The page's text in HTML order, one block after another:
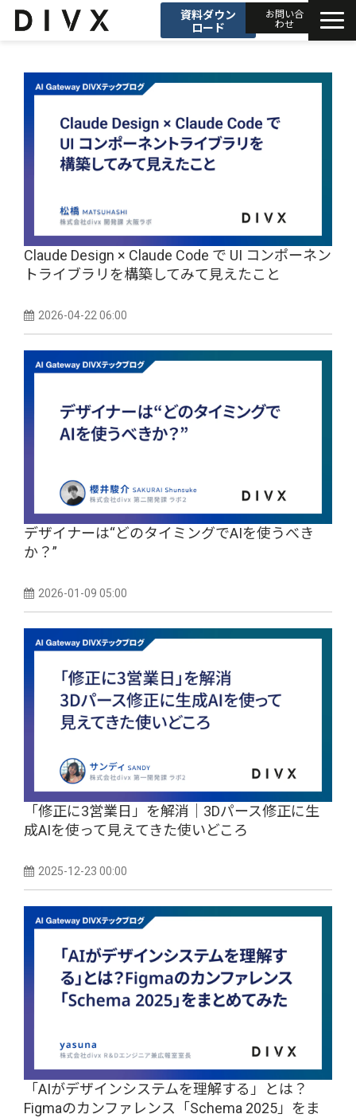
資料ダウン
ロード
お問い合
わせ
DIVXブログ
セミナー
会社情報
Claude Design × Claude Code で UI コンポーネン
トライブラリを構築してみて見えたこと
2026-04-22 06:00
デザイナーは“どのタイミングでAIを使うべき
か？”
2026-01-09 05:00
「修正に3営業日」を解消｜3Dパース修正に生
成AIを使って見えてきた使いどころ
2025-12-23 00:00
「AIがデザインシステムを理解する」とは？
Figmaのカンファレンス「Schema 2025」をま